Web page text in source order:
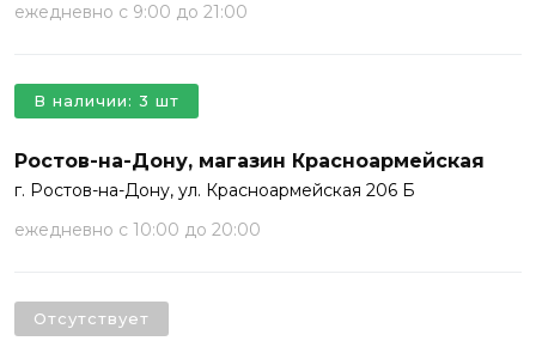
ежедневно с 9:00 до 21:00
Ростов-на-Дону, магазин Красноармейская
г. Ростов-на-Дону, ул. Красноармейская 206 Б
ежедневно с 10:00 до 20:00
В наличии: 3 шт
Отсутствует